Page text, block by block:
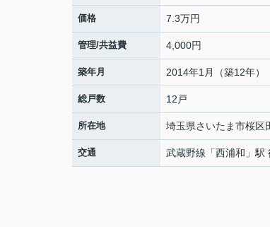
価格 7.3万円
管理/共益費 4,000円
築年月 2014年1月（築12年）
総戸数 12戸
所在地 埼玉県さいたま市桜区
交通 武蔵野線 「西浦和 」駅